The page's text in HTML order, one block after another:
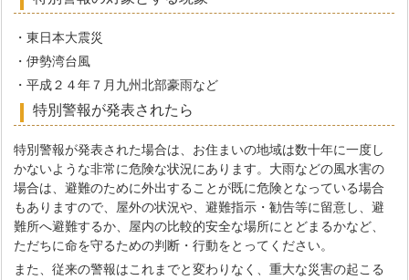
・東日本大震災
・伊勢湾台風
・平成２４年７月九州北部豪雨など
特別警報が発表されたら
特別警報が発表された場合は、お住まいの地域は数十年に一度し
かないような非常に危険な状況にあります。大雨などの風水害の
場合は、避難のために外出することが既に危険となっている場合
もありますので、屋外の状況や、避難指示・勧告等に留意し、避
難所へ避難するか、屋内の比較的安全な場所にとどまるかなど、
ただちに命を守るための判断・行動をとってください。
また、従来の警報はこれまでと変わりなく、重大な災害の起こる